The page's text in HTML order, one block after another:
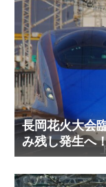
長岡花火大会
み残し発生へ
(2026年8月)